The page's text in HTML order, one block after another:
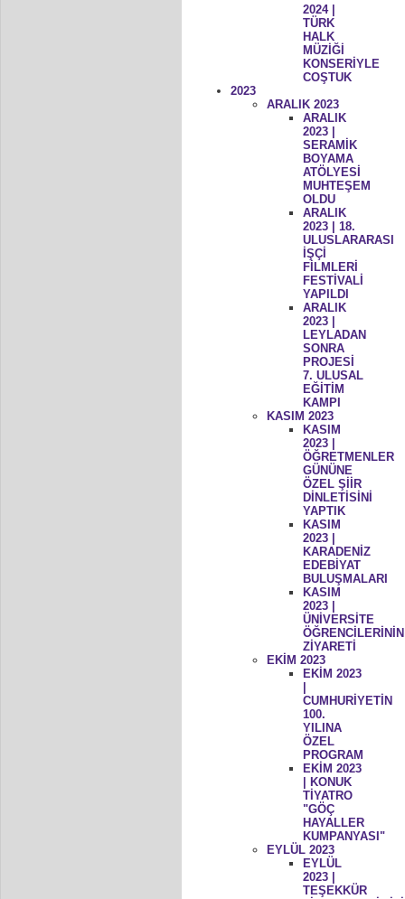
2024 |
TÜRK
HALK
MÜZİĞİ
KONSERİYLE
COŞTUK
2023
ARALIK 2023
ARALIK
2023 |
SERAMİK
BOYAMA
ATÖLYESİ
MUHTEŞEM
OLDU
ARALIK
2023 | 18.
ULUSLARARASI
İŞÇİ
FİLMLERİ
FESTİVALİ
YAPILDI
ARALIK
2023 |
LEYLADAN
SONRA
PROJESİ
7. ULUSAL
EĞİTİM
KAMPI
KASIM 2023
KASIM
2023 |
ÖĞRETMENLER
GÜNÜNE
ÖZEL ŞİİR
DİNLETİSİNİ
YAPTIK
KASIM
2023 |
KARADENİZ
EDEBİYAT
BULUŞMALARI
KASIM
2023 |
ÜNİVERSİTE
ÖĞRENCİLERİNİN
ZİYARETİ
EKİM 2023
EKİM 2023
CUMHURİYETİN
100.
YILINA
ÖZEL
PROGRAM
EKİM 2023
| KONUK
TİYATRO
"GÖÇ
HAYALLER
KUMPANYASI"
EYLÜL 2023
EYLÜL
2023 |
TEŞEKKÜR